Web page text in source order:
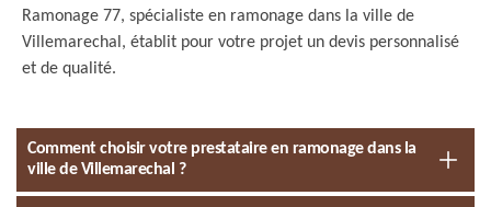
Ramonage 77, spécialiste en ramonage dans la ville de
Villemarechal, établit pour votre projet un devis personnalisé
et de qualité.
Comment choisir votre prestataire en ramonage dans la
ville de Villemarechal ?